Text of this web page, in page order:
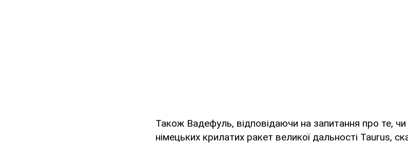
Також Вадефуль, відповідаючи на запитання про те,
німецьких крилатих ракет великої дальності Taurus,